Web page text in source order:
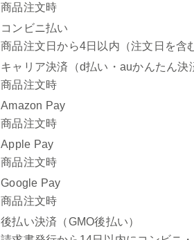
商品注文時
コンビニ払い
商品注文日から4日以内（注文日を含
キャリア決済（d払い・auかんたん決
商品注文時
Amazon Pay
商品注文時
Apple Pay
商品注文時
Google Pay
商品注文時
後払い決済（GMO後払い）